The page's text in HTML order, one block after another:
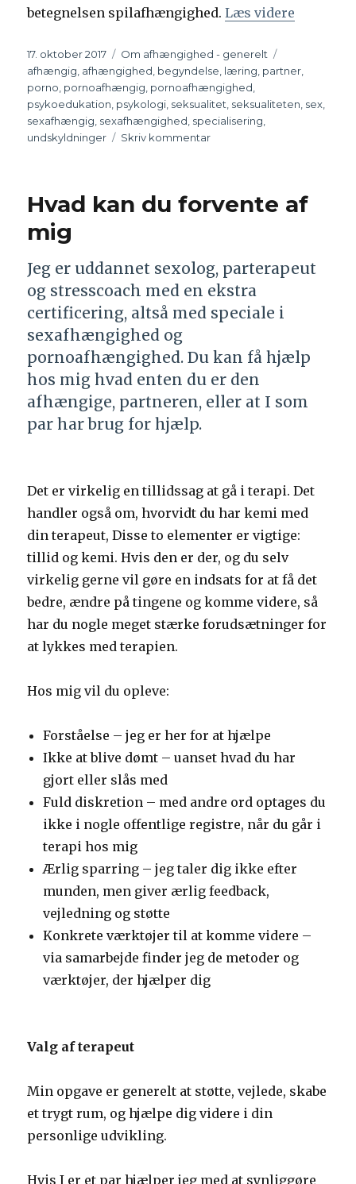
betegnelsen spilafhængighed.Læs videre
Udgivet
17. oktober 2017 Kategorier
Om afhængighed - generelt
afhængig afhængighed begyndelse læring partner
porno pornoafhængig pornoafhængighed
psykoedukation psykologi seksualitet seksualiteten sex
sexafhængig sexafhængighed specialisering
undskyldninger
Skriv kommentar
og
at
forstå
at
Hvad kan du forvente af
mig
Jeg er uddannet sexolog, parterapeut
og stresscoach med en ekstra
certificering, altså med speciale i
sexafhængighed og
pornoafhængighed. Du kan få hjælp
hos mig hvad enten du er den
afhængige, partneren, eller at I som
par har brug for hjælp.
Det er virkelig en tillidssag at gå i terapi. Det
handler også om, hvorvidt du har kemi med
din terapeut, Disse to elementer er vigtige:
tillid og kemi. Hvis den er der, og du selv
virkelig gerne vil gøre en indsats for at få det
bedre, ændre på tingene og komme videre, så
har du nogle meget stærke forudsætninger for
at lykkes med terapien.
Hos mig vil du opleve:
Forståelse – jeg er her for at hjælpe
Ikke at blive dømt – uanset hvad du har
gjort eller slås med
Fuld diskretion – med andre ord optages du
ikke i nogle offentlige registre, når du går i
terapi hos mig
Ærlig sparring – jeg taler dig ikke efter
munden, men giver ærlig feedback,
vejledning og støtte
Konkrete værktøjer til at komme videre –
via samarbejde finder jeg de metoder og
værktøjer, der hjælper dig
Valg af terapeut
Min opgave er generelt at støtte, vejlede, skabe
et trygt rum, og hjælpe dig videre i din
personlige udvikling.
Hvis I er et par hjælper jeg med at synliggøre